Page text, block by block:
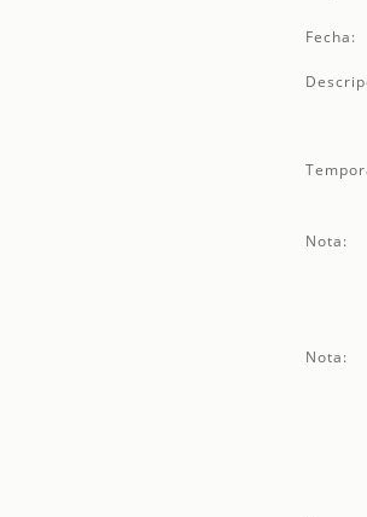
Fecha:
Nota:
Nota: